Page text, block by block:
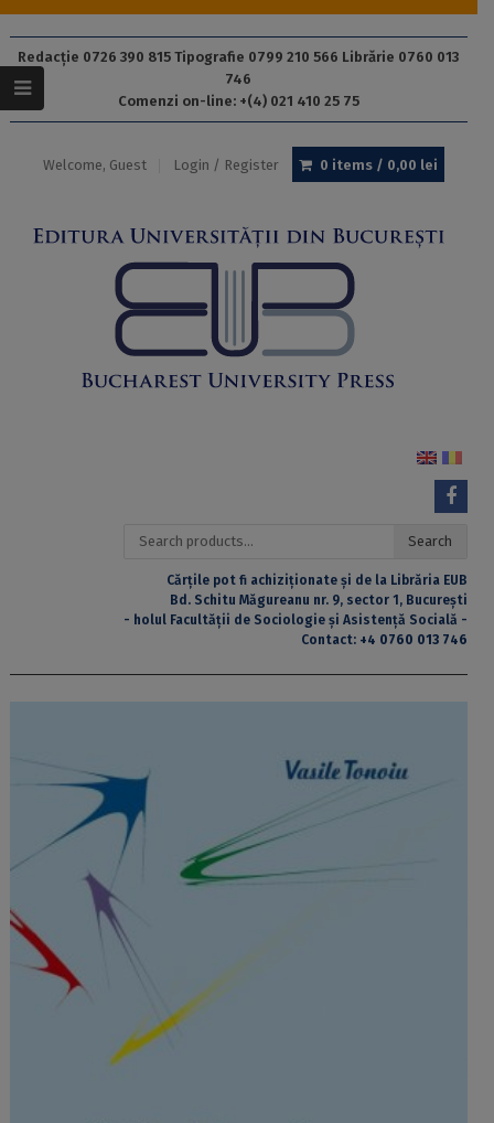
Redacție 0726 390 815 Tipografie 0799 210 566 Librărie 0760 013
746
Comenzi on-line: +(4) 021 410 25 75
Welcome, Guest Login / Register 0 items / 0,00 lei
Search
Search
Cărțile pot fi achiziționate și de la Librăria EUB
Bd. Schitu Măgureanu nr. 9, sector 1, București
- holul Facultății de Sociologie și Asistență Socială -
Contact: +4 0760 013 746